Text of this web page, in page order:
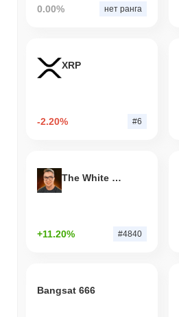
0.00% нет ранга
XRP
-2.20% #6
The White Bull
+11.20% #4840
Bangsat 666